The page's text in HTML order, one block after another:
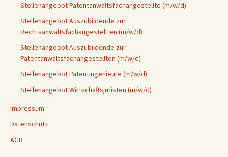
Stellenangebot Patentanwaltsfachangestellte (m/w/d)
Stellenangebot Auszubildende zur
Rechtsanwaltsfachangestellten (m/w/d)
Stellenangebot Auszubildende zur
Patentanwaltsfachangestellten (m/w/d)
Stellenangebot Patentingenieure (m/w/d)
Stellenangebot Wirtschaftsjuristen (m/w/d)
Impressum
Datenschutz
AGB